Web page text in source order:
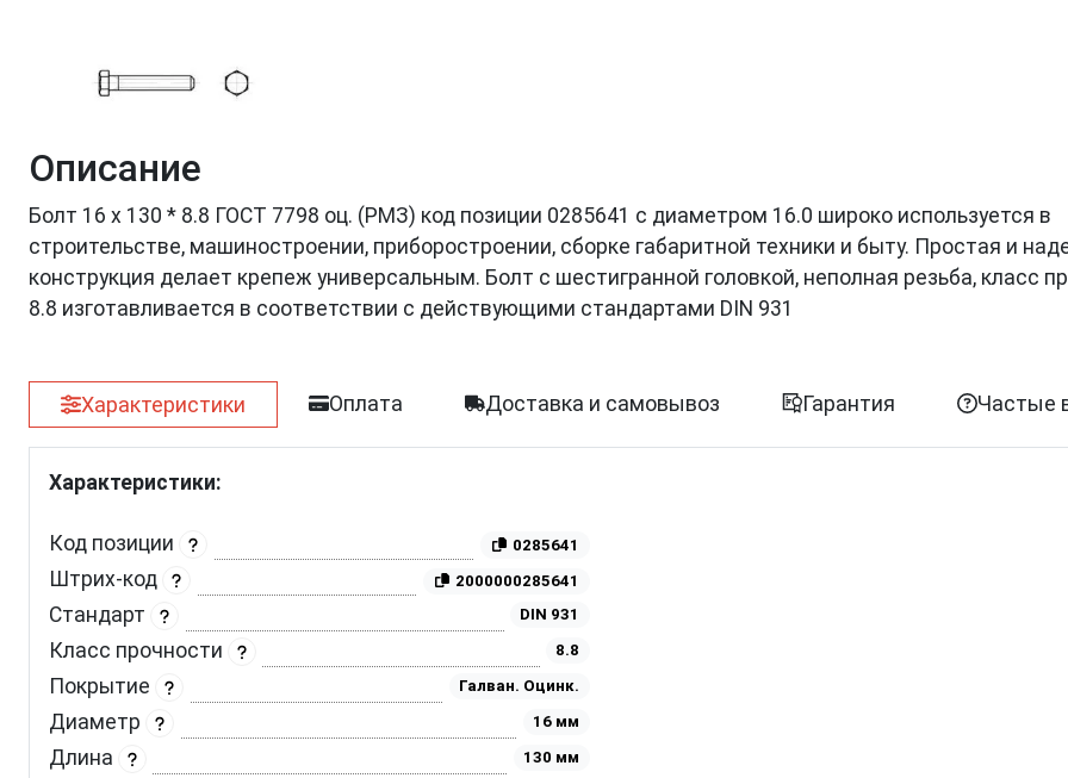
Описание
Болт 16 х 130 * 8.8 ГОСТ 7798 оц. (РМЗ) код позиции 0285641 с диаметром 16.0 широко используется в
строительстве, машиностроении, приборостроении, сборке габаритной техники и быту. Простая и
конструкция делает крепеж универсальным. Болт с шестигранной головкой, неполная резьба, класс
8.8 изготавливается в соответствии с действующими стандартами DIN 931
Характеристики Оплата Доставка и самовывоз Гарантия Частые
Характеристики:
Код позиции 0285641
Штрих-код 2000000285641
Стандарт DIN 931
Класс прочности 8.8
Покрытие Галван. Оцинк.
Диаметр 16 мм
Длина 130 мм